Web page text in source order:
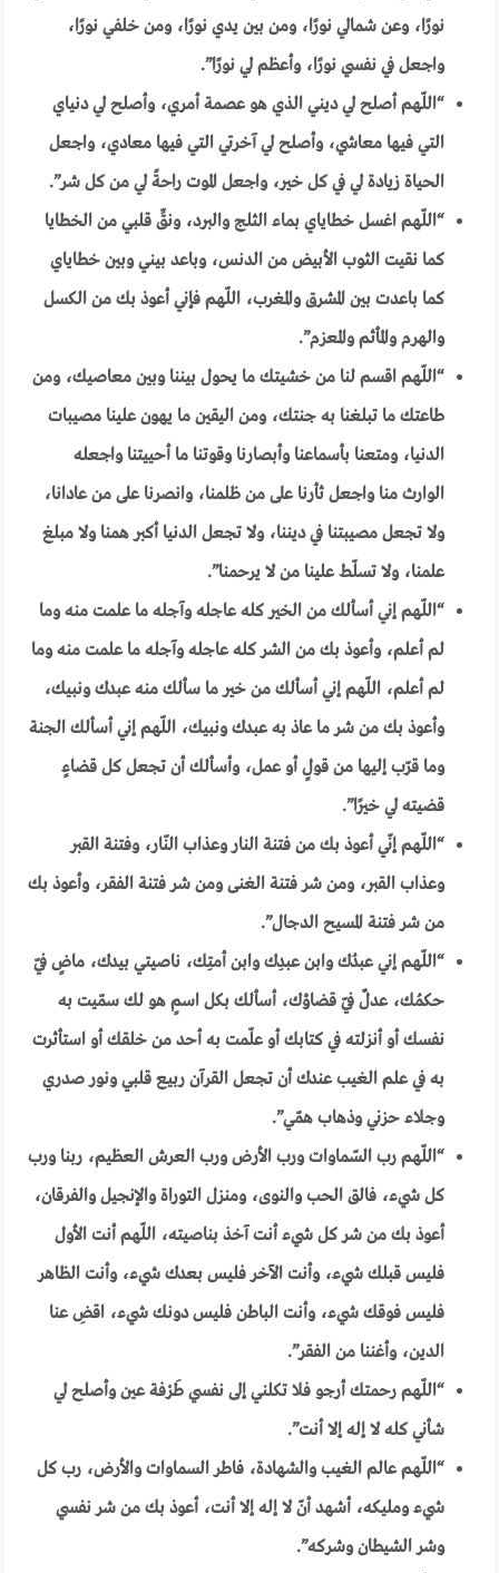
نورًا، وعن شمالي نورًا، ومن بين يدي نورًا، ومن خلفي نورًا،
واجعل في نفسي نورًا، وأعظم لي نورًا”.
“اللّهم أصلح لي ديني الذي هو عصمة أمري، وأصلح لي دنياي
التي فيها معاشي، وأصلح لي آخرتي التي فيها معادي، واجعل
الحياة زيادة لي في كل خير، واجعل الموت راحةً لي من كل شر”.
“اللّهم اغسل خطاياي بماء الثلج والبرد، ونقِّ قلبي من الخطايا
كما نقيت الثوب الأبيض من الدنس، وباعد بيني وبين خطاياي
كما باعدت بين المشرق والمغرب، اللّهم فإني أعوذ بك من الكسل
والهرم والمأثم والمعزم”.
“اللّهم اقسم لنا من خشيتك ما يحول بيننا وبين معاصيك، ومن
طاعتك ما تبلغنا به جنتك، ومن اليقين ما يهون علينا مصيبات
الدنيا، ومتعنا بأسماعنا وأبصارنا وقوتنا ما أحييتنا واجعله
الوارث منا واجعل ثأرنا على من ظلمنا، وانصرنا على من عادانا،
ولا تجعل مصيبتنا في ديننا، ولا تجعل الدنيا أكبر همنا ولا مبلغ
علمنا، ولا تسلّط علينا من لا يرحمنا”.
“اللّهم إني أسألك من الخير كله عاجله وآجله ما علمت منه وما
لم أعلم، وأعوذ بك من الشر كله عاجله وآجله ما علمت منه وما
لم أعلم، اللّهم إني أسألك من خير ما سألك منه عبدك ونبيك،
وأعوذ بك من شر ما عاذ به عبدك ونبيك، اللّهم إني أسألك الجنة
وما قرّب إليها من قولٍ أو عمل، وأسألك أن تجعل كل قضاءٍ
قضيته لي خيرًا”.
“اللّهم إنّي أعوذ بك من فتنة النار وعذاب النّار، وفتنة القبر
وعذاب القبر، ومن شر فتنة الغنى ومن شر فتنة الفقر، وأعوذ بك
من شر فتنة المسيح الدجال”.
“اللّهم إني عبدُك وابن عبدِك وابن أمتِك، ناصيتي بيدك، ماضٍ فيّ
حكمُك، عدلٌ فيّ قضاؤك، أسألك بكل اسمٍ هو لك سمّيت به
نفسك أو أنزلته في كتابك أو علّمت به أحد من خلقك أو استأثرت
به في علم الغيب عندك أن تجعل القرآن ربيع قلبي ونور صدري
وجلاء حزني وذهاب همّي”.
“اللّهم رب السّماوات ورب الأرض ورب العرش العظيم، ربنا ورب
كل شيء، فالق الحب والنوى، ومنزل التوراة والإنجيل والفرقان،
أعوذ بك من شر كل شيء أنت آخذ بناصيته، اللّهم أنت الأول
فليس قبلك شيء، وأنت الآخر فليس بعدك شيء، وأنت الظاهر
فليس فوقك شيء، وأنت الباطن فليس دونك شيء، اقضِ عنا
الدين، وأغننا من الفقر”.
“اللّهم رحمتك أرجو فلا تكلني إلى نفسي طَرْفة عين وأصلح لي
شأني كله لا إله إلا أنت”.
“اللّهم عالم الغيب والشهادة، فاطر السماوات والأرض، رب كل
شيء ومليكه، أشهد أنّ لا إله إلا أنت، أعوذ بك من شر نفسي
وشر الشيطان وشركه”.